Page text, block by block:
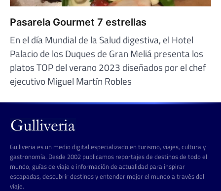
Pasarela Gourmet 7 estrellas
En el día Mundial de la Salud digestiva, el Hotel
Palacio de los Duques de Gran Meliá presenta los
platos TOP del verano 2023 diseñados por el chef
ejecutivo Miguel Martín Robles
Gulliveria es un medio digital especializado en turismo, viajes, cultura y
gastronomía. Desde 2002 publicamos reportajes de destinos de todo el
mundo, guías de viaje e información de actualidad para inspirar
escapadas, descubrir destinos y entender mejor el mundo a través del
viaje.